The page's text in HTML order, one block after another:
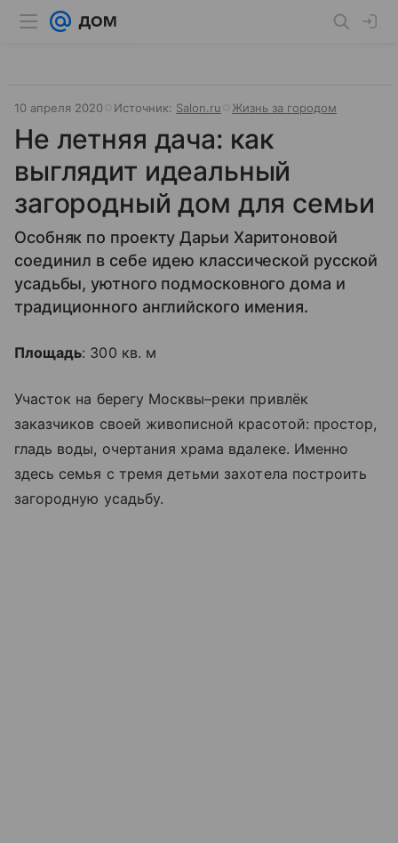
10 апреля 2020 Источник: Salon.ru Жизнь за городом
Не летняя дача: как
выглядит идеальный
загородный дом для семьи
Особняк по проекту Дарьи Харитоновой
соединил в себе идею классической русской
усадьбы, уютного подмосковного дома и
традиционного английского имения.
Площадь: 300 кв. м
Участок на берегу Москвы–реки привлёк
заказчиков своей живописной красотой: простор,
гладь воды, очертания храма вдалеке. Именно
здесь семья с тремя детьми захотела построить
загородную усадьбу.